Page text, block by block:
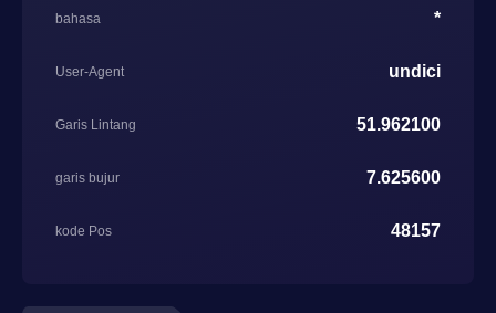
bahasa *
User-Agent undici
Garis Lintang 51.962100
garis bujur 7.625600
kode Pos 48157